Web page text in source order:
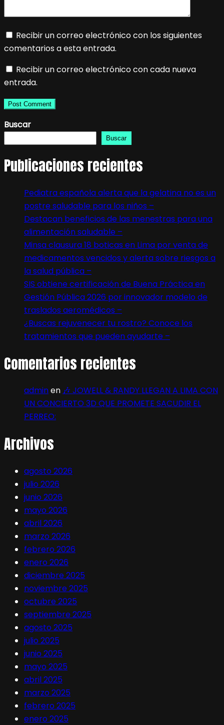
Recibir un correo electrónico con los siguientes
comentarios a esta entrada.
Recibir un correo electrónico con cada nueva
entrada.
Buscar
Buscar
Publicaciones recientes
Pediatra española alerta que la gelatina no es un
postre saludable para los niños –
Destacan beneficios de las menestras para una
alimentación saludable –
Minsa clausura 18 boticas en Lima por venta de
medicamentos vencidos y alerta sobre riesgos a
la salud pública –
SIS obtiene certificación de Buena Práctica en
Gestión Pública 2026 por innovador modelo de
traslados aeromédicos –
¿Buscas rejuvenecer tu rostro? Conoce los
tratamientos que pueden ayudarte –
Comentarios recientes
adminen 🎶 JOWELL & RANDY LLEGAN A LIMA CON
UN CONCIERTO 3D QUE PROMETE SACUDIR EL
PERREO:
Archivos
agosto 2026
julio 2026
junio 2026
mayo 2026
abril 2026
marzo 2026
febrero 2026
enero 2026
diciembre 2025
noviembre 2025
octubre 2025
septiembre 2025
agosto 2025
julio 2025
junio 2025
mayo 2025
abril 2025
marzo 2025
febrero 2025
enero 2025